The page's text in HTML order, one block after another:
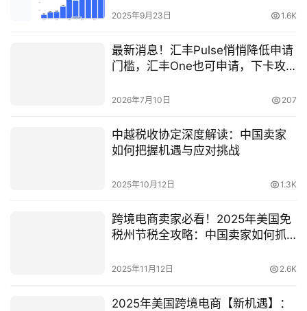
2025年9月23日 1.6K
最新消息！汇丰Pulse悄悄降低申请
门槛，汇丰One也可申请，下卡攻
2026年7月10日 207
中越税收协定深度解读：中国卖家
如何把握机遇与应对挑战
2025年10月12日 1.3K
跨境电商卖家必看！2025年美国免
税州节税全攻略：中国卖家如何抓
2025年11月12日 2.6K
2025年美国跨境电商【新机遇】：